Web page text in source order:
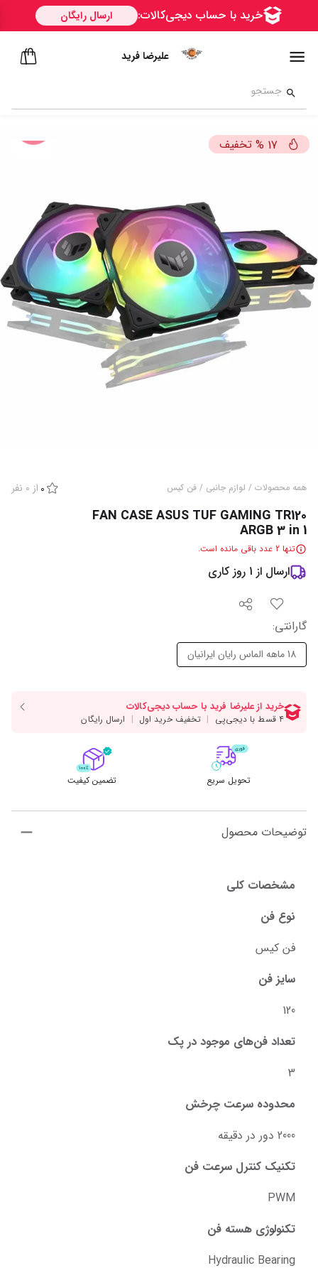
علیرضا فرید
17
% تخفیف
همه محصولات / لوازم جانبی / فن کیس 0 از 0 نفر
FAN CASE ASUS TUF GAMING TR120
ARGB 3 in 1
تنها 2 عدد باقی مانده است.
ارسال از 1 روز کاری
گارانتی:
18 ماهه الماس رایان ایرانیان
تحویل سریع تضمین کیفیت
توضیحات محصول
مشخصات کلی
نوع فن
فن کیس
سایز فن
120
تعداد فن‌های موجود در پک
3
محدوده سرعت چرخش
2000 دور در دقیقه
تکنیک کنترل سرعت فن
PWM
تکنولوژی هسته فن
Hydraulic Bearing